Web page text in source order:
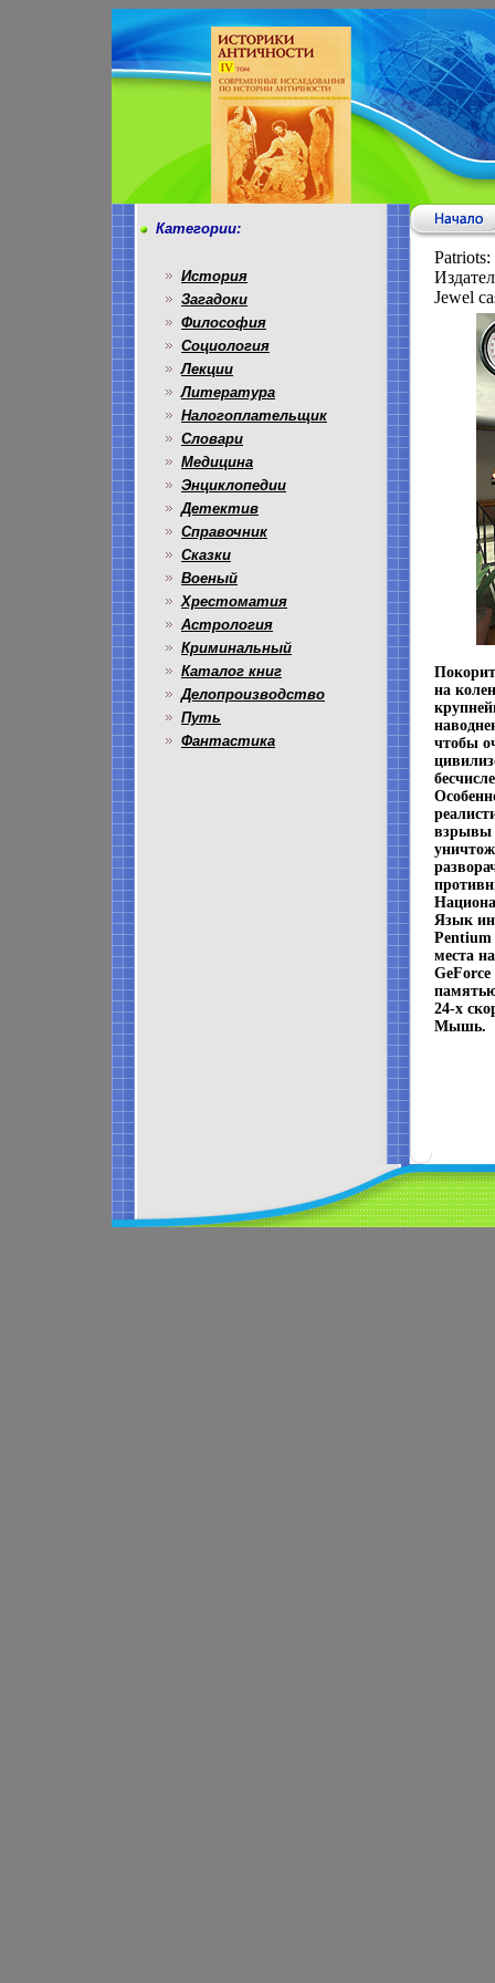
Категории:
История
Загадоки
Философия
Социология
Лекции
Литература
Налогоплательщик
Словари
Медицина
Энциклопедии
Детектив
Справочник
Сказки
Военый
Хрестоматия
Астрология
Криминальный
Каталог книг
Делопроизводство
Путь
Фантастика
Jewel
на
чтобы
взрывы
Язык
Pentium
места
24-х
Мышь.